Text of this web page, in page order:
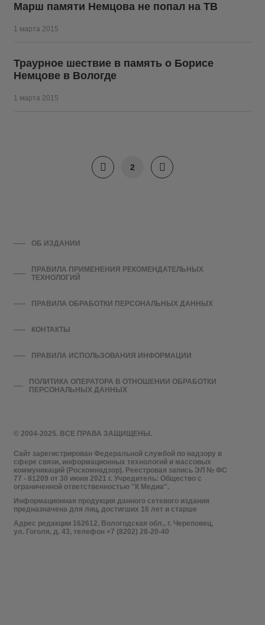
Марш памяти Немцова не попал на ТВ
1 марта 2015
Траурное шествие в память о Борисе
Немцове в Вологде
1 марта 2015
2
© 2004-2025. ВСЕ ПРАВА ЗАЩИЩЕНЫ.
Сайт зарегистрирован Федеральной службой по надзору в
сфере связи, информационных технологий и массовых
коммуникаций (Роскомнадзор). Реестровая запись ЭЛ № ФС
77 - 81209 от 30 июня 2021 г. Учредитель: Общество с
ограниченной ответственностью "К Медиа".
Информационная продукция данного сетевого издания
предназначена для лиц, достигших 16 лет и старше
Адрес редакции 162612, Вологодская обл., г. Череповец,
ул. Гоголя, д. 43, телефон +7 (8202) 28-20-40
ОБ ИЗДАНИИ
ПРАВИЛА ПРИМЕНЕНИЯ РЕКОМЕНДАТЕЛЬНЫХ
ТЕХНОЛОГИЙ
ПРАВИЛА ОБРАБОТКИ ПЕРСОНАЛЬНЫХ ДАННЫХ
КОНТАКТЫ
ПРАВИЛА ИСПОЛЬЗОВАНИЯ ИНФОРМАЦИИ
ПОЛИТИКА ОПЕРАТОРА В ОТНОШЕНИИ ОБРАБОТКИ
ПЕРСОНАЛЬНЫХ ДАННЫХ